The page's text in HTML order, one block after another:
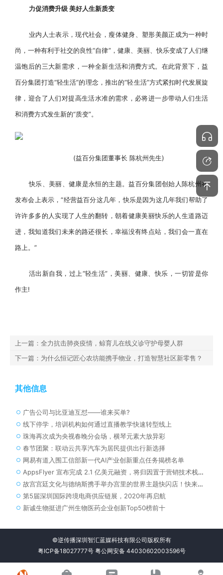
力促消费升级 美好人生新质变
业内人士表示，现代社会，瘦体健身、塑形美颜正成为一种时
尚，一种有利于社交的良性“自律”，健康、美丽、快乐变成了人们继
温饱后的三大新需求，一种全新生活和消费方式。在此背景下，益
百分集团打造“轻生活”的理念，推出的“轻生活”方式紧扣时代发展旋
律，迎合了人们对提高生活水准的需求，必将进一步带动人们生活
和消费方式发生新的“质变”。
(益百分集团董事长 陈杭州先生)
快乐、美丽、健康是永恒的主题。益百分集团创始人陈杭州在
发布会上表示，“经营益百分这几年，快乐是因为这几年我们帮助了
许许多多的人实现了人生的翻转，朝着健康美丽快乐的人生道路迈
进，我知道我们未来的路还很长，幸福没有终点站，我们会一直在
路上。”
活出新自我，过上“轻生活”，美丽、健康、快乐，一切皆是你
作主!
上一篇：全力抗击肺炎疫情，鲸育儿在线义诊守护母婴人群
下一篇：为什么恒记匠心农坊能携手物业，打造智慧社区新零售？
其他信息
广告公司与比亚迪互怼——谁来买单?
线下停学，培训机构如何通过直播教学快速转型线上
珠海再次成为央视春晚分会场，横琴元素大放异彩
春节团聚：联动云共享汽车为居民提供出行新选择
网易有道入围工信部新一代AI产业创新重点任务揭榜名单
AppsFlyer 宣布完成 2.1 亿美元融资，将归因置于营销技术栈的核心
故宫宫廷文化与德纳斯携手举办宫里的世界主题快闪店！快来围观！
第5届深圳国际跨境电商供应链展，2020年再启航
新诚生物挺进广州生物医药企业创新Top50榜前十
©逆传播深圳智汇蓝媒科技有限公司版权所有
粤ICP备18027777号 粤公网安备 44030602003596号